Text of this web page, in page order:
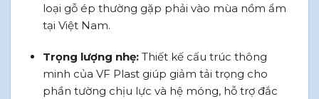
loại gỗ ép thường gặp phải vào mùa nồm ẩm
tại Việt Nam.
Trọng lượng nhẹ:Thiết kế cấu trúc thông
minh của VF Plast giúp giảm tải trọng cho
phần tường chịu lực và hệ móng, hỗ trợ đắc